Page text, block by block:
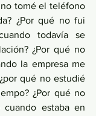
no tomé el teléfono
¿Por qué no fui
todavía se
¿Por qué no
la empresa me
qué no estudié
¿Por qué no
cuando estaba en